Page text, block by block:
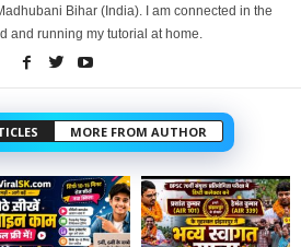
Bihar (India). I am connected in the
and running my tutorial at home.
MORE FROM AUTHOR